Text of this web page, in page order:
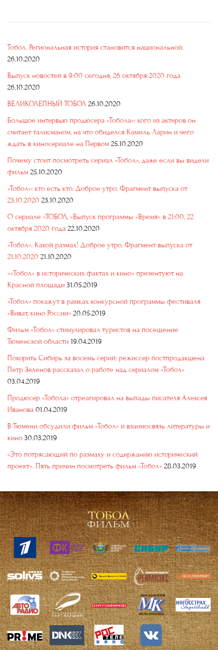
Тобол. Региональная история становится национальной.
26.10.2020
Выпуск новостей в 9:00 сегодня, 26 октября 2020 года
26.10.2020
ВЕЛИКОЛЕПНЫЙ ТОБОЛ 26.10.2020
Большое интервью продюсера «Тобола»: кого из актеров он
считает талисманом, на что обиделся Камиль Ларин и чего
ждать в киносериале на Первом 25.10.2020
Почему стоит посмотреть сериал «Тобол», даже если вы видели
фильм 25.10.2020
«Тобол»: кто есть кто. Доброе утро. Фрагмент выпуска от
23.10.2020 23.10.2020
О сериале «ТОБОЛ, «Выпуск программы «Время» в 21:00, 22
октября 2020 года 22.10.2020
«Тобол». Какой размах! Доброе утро. Фрагмент выпуска от
21.10.2020 21.10.2020
«»Тобол» в исторических фактах и кино» презентуют на
Красной площади 31.05.2019
«Тобол» покажут в рамках конкурсной программы фестиваля
«Виват, кино России» 20.05.2019
Фильм «Тобол» стимулировал туристов на посещение
Тюменской области 19.04.2019
Покорить Сибирь за восемь серий: режиссер постпродакшена
Петр Зеленов рассказал о работе над сериалом «Тобол»
03.04.2019
Продюсер «Тобола» отреагировал на выпады писателя Алексея
Иванова 01.04.2019
В Тюмени обсудили фильм «Тобол» и взаимосвязь литературы и
кино 30.03.2019
«Это потрясающий по размаху и содержанию исторический
проект». Пять причин посмотреть фильм «Тобол» 28.03.2019